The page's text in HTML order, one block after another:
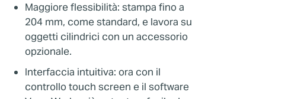
Maggiore flessibilità: stampa fino a
204 mm, come standard, e lavora su
oggetti cilindrici con un accessorio
opzionale.
Interfaccia intuitiva: ora con il
controllo touch screen e il software